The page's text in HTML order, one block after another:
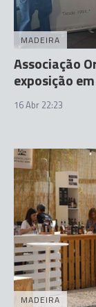
MADEIRA
Associação
exposição
16 Abr 22:23
MADEIRA